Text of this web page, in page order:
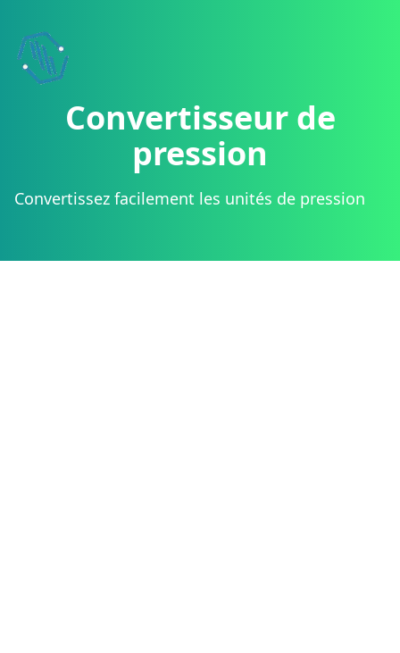
Convertisseur de
pression
Convertissez facilement les unités de pression